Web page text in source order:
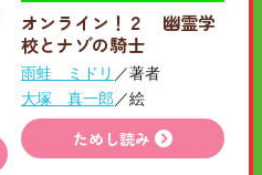
オンライン！２ 幽霊学
校とナゾの騎士
雨蛙 ミドリ ／著者
大塚 真一郎／絵
ためし読み